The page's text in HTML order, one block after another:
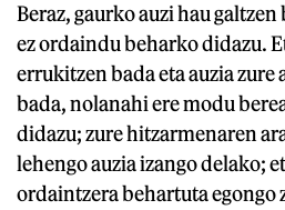
Beraz, gaurko auzi hau
ez ordaindu beharko didazu.
errukitzen bada eta auzia zure
bada, nolanahi ere modu
didazu; zure hitzarmenaren
lehengo auzia izango delako;
ordaintzera behartuta egongo